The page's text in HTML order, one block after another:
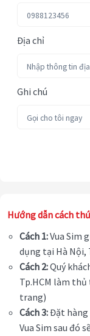
Địa chỉ
Ghi chú
Hướng dẫn cách
Cách 1:Vua Sim
dụng tại Hà Nội,
Cách 2:Quý
Tp.HCM làm thủ
trang)
Cách 3:Đặt hàng
Vua Sim sau đó